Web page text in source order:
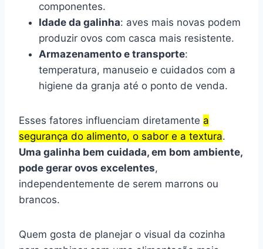
componentes.
Idade da galinha: aves mais novas podem
produzir ovos com casca mais resistente.
Armazenamento e transporte:
temperatura, manuseio e cuidados com a
higiene da granja até o ponto de venda.
Esses fatores influenciam diretamente a
segurança do alimento, o sabor e a textura.
Uma galinha bem cuidada, em bom ambiente,
pode gerar ovos excelentes,
independentemente de serem marrons ou
brancos.
Quem gosta de planejar o visual da cozinha